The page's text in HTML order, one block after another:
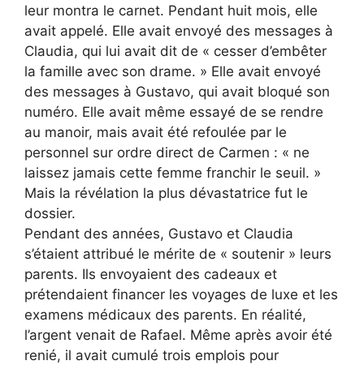
leur montra le carnet. Pendant huit mois, elle
avait appelé. Elle avait envoyé des messages à
Claudia, qui lui avait dit de « cesser d’embêter
la famille avec son drame. » Elle avait envoyé
des messages à Gustavo, qui avait bloqué son
numéro. Elle avait même essayé de se rendre
au manoir, mais avait été refoulée par le
personnel sur ordre direct de Carmen : « ne
laissez jamais cette femme franchir le seuil. »
Mais la révélation la plus dévastatrice fut le
dossier.
Pendant des années, Gustavo et Claudia
s’étaient attribué le mérite de « soutenir » leurs
parents. Ils envoyaient des cadeaux et
prétendaient financer les voyages de luxe et les
examens médicaux des parents. En réalité,
l’argent venait de Rafael. Même après avoir été
renié, il avait cumulé trois emplois pour